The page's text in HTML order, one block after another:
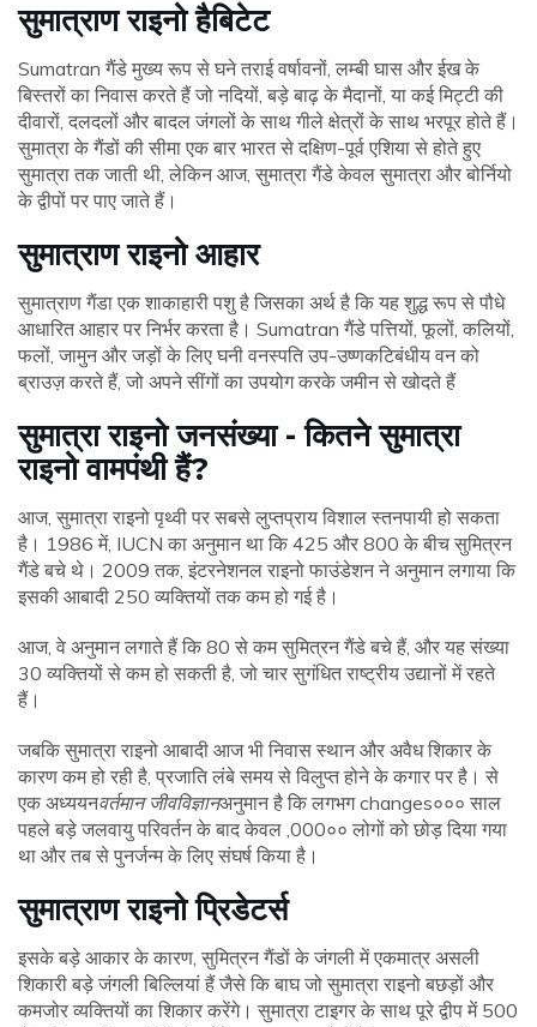
सुमात्राण राइनो हैबिटेट
Sumatran गैंडे मुख्य रूप से घने तराई वर्षावनों, लम्बी घास और ईख के
बिस्तरों का निवास करते हैं जो नदियों, बड़े बाढ़ के मैदानों, या कई मिट्टी की
दीवारों, दलदलों और बादल जंगलों के साथ गीले क्षेत्रों के साथ भरपूर होते हैं।
सुमात्रा के गैंडों की सीमा एक बार भारत से दक्षिण-पूर्व एशिया से होते हुए
सुमात्रा तक जाती थी, लेकिन आज, सुमात्रा गैंडे केवल सुमात्रा और बोर्नियो
के द्वीपों पर पाए जाते हैं।
सुमात्राण राइनो आहार
सुमात्राण गैंडा एक शाकाहारी पशु है जिसका अर्थ है कि यह शुद्ध रूप से पौधे
आधारित आहार पर निर्भर करता है। Sumatran गैंडे पत्तियों, फूलों, कलियों,
फलों, जामुन और जड़ों के लिए घनी वनस्पति उप-उष्णकटिबंधीय वन को
ब्राउज़ करते हैं, जो अपने सींगों का उपयोग करके जमीन से खोदते हैं
सुमात्रा राइनो जनसंख्या - कितने सुमात्रा
राइनो वामपंथी हैं?
आज, सुमात्रा राइनो पृथ्वी पर सबसे लुप्तप्राय विशाल स्तनपायी हो सकता
है। 1986 में, IUCN का अनुमान था कि 425 और 800 के बीच सुमित्रन
गैंडे बचे थे। 2009 तक, इंटरनेशनल राइनो फाउंडेशन ने अनुमान लगाया कि
इसकी आबादी 250 व्यक्तियों तक कम हो गई है।
आज, वे अनुमान लगाते हैं कि 80 से कम सुमित्रन गैंडे बचे हैं, और यह संख्या
30 व्यक्तियों से कम हो सकती है, जो चार सुगंधित राष्ट्रीय उद्यानों में रहते
हैं।
जबकि सुमात्रा राइनो आबादी आज भी निवास स्थान और अवैध शिकार के
कारण कम हो रही है, प्रजाति लंबे समय से विलुप्त होने के कगार पर है। से
एक अध्ययनवर्तमान जीवविज्ञानअनुमान है कि लगभग changes००० साल
पहले बड़े जलवायु परिवर्तन के बाद केवल ,000०० लोगों को छोड़ दिया गया
था और तब से पुनर्जन्म के लिए संघर्ष किया है।
सुमात्राण राइनो प्रिडेटर्स
इसके बड़े आकार के कारण, सुमित्रन गैंडों के जंगली में एकमात्र असली
शिकारी बड़े जंगली बिल्लियां हैं जैसे कि बाघ जो सुमात्रा राइनो बछड़ों और
कमजोर व्यक्तियों का शिकार करेंगे। सुमात्रा टाइगर के साथ पूरे द्वीप में 500